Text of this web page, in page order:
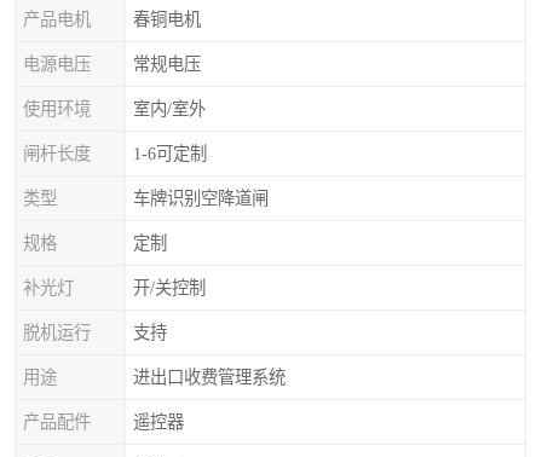
产品电机 春铜电机
电源电压 常规电压
使用环境 室内/室外
闸杆长度 1-6可定制
类型 车牌识别空降道闸
规格 定制
补光灯 开/关控制
脱机运行 支持
用途 进出口收费管理系统
产品配件 遥控器